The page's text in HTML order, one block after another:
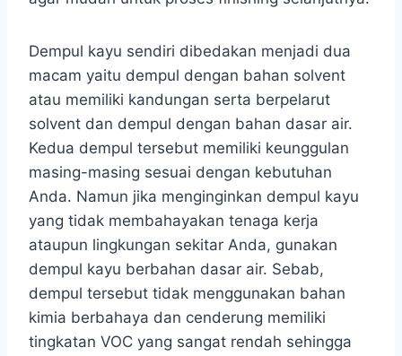
Dempul kayu sendiri dibedakan menjadi dua
macam yaitu dempul dengan bahan solvent
atau memiliki kandungan serta berpelarut
solvent dan dempul dengan bahan dasar air.
Kedua dempul tersebut memiliki keunggulan
masing-masing sesuai dengan kebutuhan
Anda. Namun jika menginginkan dempul kayu
yang tidak membahayakan tenaga kerja
ataupun lingkungan sekitar Anda, gunakan
dempul kayu berbahan dasar air. Sebab,
dempul tersebut tidak menggunakan bahan
kimia berbahaya dan cenderung memiliki
tingkatan VOC yang sangat rendah sehingga